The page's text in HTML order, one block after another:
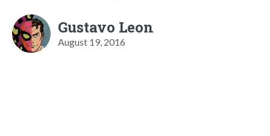
Gustavo Leon
August 19, 2016